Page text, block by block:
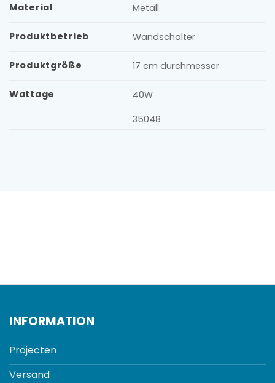
Material Metall
Produktbetrieb Wandschalter
Produktgröße 17 cm durchmesser
Wattage
40W
35048
INFORMATION
Projecten
Versand